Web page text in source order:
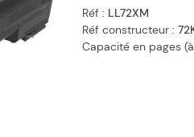
Réf : LL72XM
Réf constructeur :
Capacité en pages